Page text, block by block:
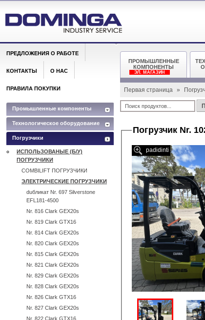
ПРОМЫШЛЕННЫЕ
КОМПОНЕНТЫ
ЭЛ. МАГАЗИН
Первая страница »
Погрузчик Nr.
padidinti
ПРЕДЛОЖЕНИЯ О РАБОТЕ
КОНТАКТЫ О НАС
ПРАВИЛА ПОКУПКИ
Промышленные компоненты
Технологическое оборудование
Погрузчики
ИСПОЛЬЗОВАНЫЕ (Б/У)
ПОГРУЗЧИКИ
COMBILIFT ПОГРУЗЧИКИ
ЭЛЕКТРИЧЕСКИЕ ПОГРУЗЧИКИ
duбликат Nr. 697 Silverstone
EFL181-4500
Nr. 816 Clark GEX20s
Nr. 819 Clark GTX16
Nr. 814 Clark GEX20s
Nr. 820 Clark GEX20s
Nr. 815 Clark GEX20s
Nr. 821 Clark GEX20s
Nr. 829 Clark GEX20s
Nr. 828 Clark GEX20s
Nr. 826 Clark GTX16
Nr. 827 Clark GEX20s
Nr. 822 Clark GTX16